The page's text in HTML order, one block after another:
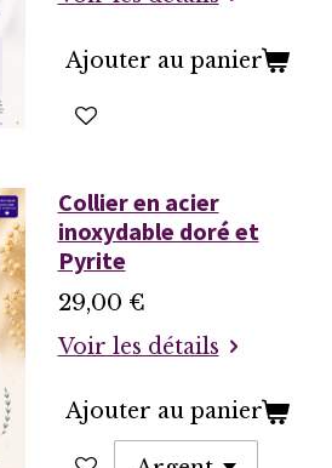
Ajouter au panier
Collier en acier
inoxydable doré et
Pyrite
29,00 €
Voir les détails
Ajouter au panier